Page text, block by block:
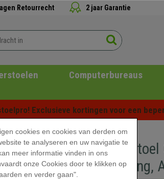
Retourrecht 2 jaar Garantie
Computerbureaus
Exclusieve kortingen voor een
Bureaustoel
rugleuning,
cookies en cookies van derden om
te analyseren en uw navigatie te
meer informatie vinden in ons
onze Cookies door te klikken op
en verder gaan".